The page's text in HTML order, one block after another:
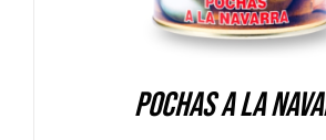
Pochas a la